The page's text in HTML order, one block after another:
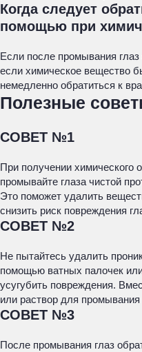
Когда следует
помощью при
Если после промывания
если химическое вещество
немедленно обратиться к
Полезные
СОВЕТ №1
При получении химического
промывайте глаза чистой
Это поможет удалить
снизить риск повреждения
СОВЕТ №2
Не пытайтесь удалить
помощью ватных палочек
усугубить повреждения.
или раствор для промывания
СОВЕТ №3
После промывания глаз